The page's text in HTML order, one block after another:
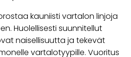
kauniisti vartalon linjoja
Huolellisesti suunnitellut
naisellisuutta ja tekevät
vartalotyypille. Vuoritus